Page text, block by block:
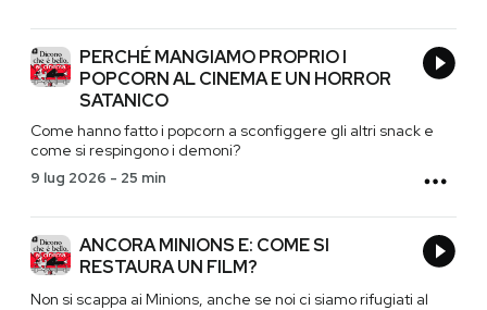
PERCHÉ MANGIAMO PROPRIO I
POPCORN AL CINEMA E UN HORROR
SATANICO
Come hanno fatto i popcorn a sconfiggere gli altri snack e
come si respingono i demoni?
9 lug 2026 - 25 min
ANCORA MINIONS E: COME SI
RESTAURA UN FILM?
Non si scappa ai Minions, anche se noi ci siamo rifugiati al